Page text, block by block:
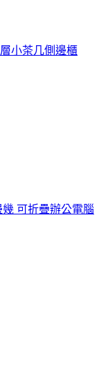
小茶几側邊櫃
可折疊辦公電腦